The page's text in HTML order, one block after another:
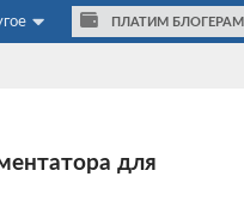
ПЛАТИМ БЛОГЕРАМ
для